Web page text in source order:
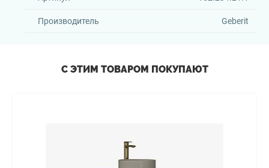
Производитель Geberit
С ЭТИМ ТОВАРОМ ПОКУПАЮТ